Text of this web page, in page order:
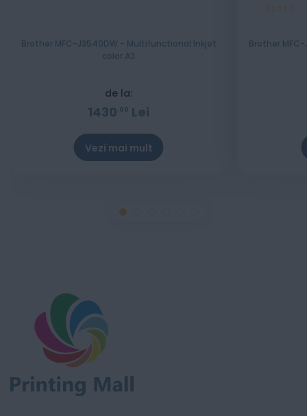
Brother MFC-J3540DW - Multifunctional Inkjet
color A3
de la:
1430 00 Lei
Vezi mai mult
Stoc epuizat
Brother